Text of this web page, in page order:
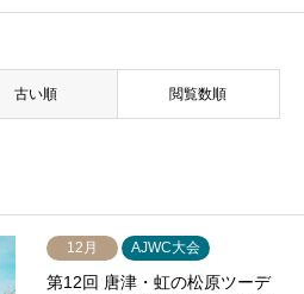
古い順 閲覧数順
12月 AJWC大会
第12回 唐津・虹の松原ツーデ